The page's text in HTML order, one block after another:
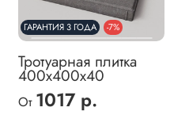
ГАРАНТИЯ 3 ГОДА -7%
Тротуарная плитка
400х400х40
От 1017 р.